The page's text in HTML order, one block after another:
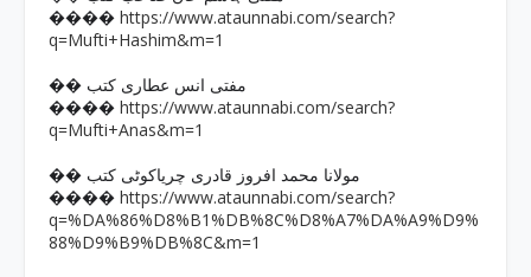
���� https://www.ataunnabi.com/search?
q=Mufti+Hashim&m=1
�� مفتی انس عطاری کتب
���� https://www.ataunnabi.com/search?
q=Mufti+Anas&m=1
�� مولانا محمد افروز قادری چریاکوٹی کتب
���� https://www.ataunnabi.com/search?
q=%DA%86%D8%B1%DB%8C%D8%A7%DA%A9%D9%
88%D9%B9%DB%8C&m=1